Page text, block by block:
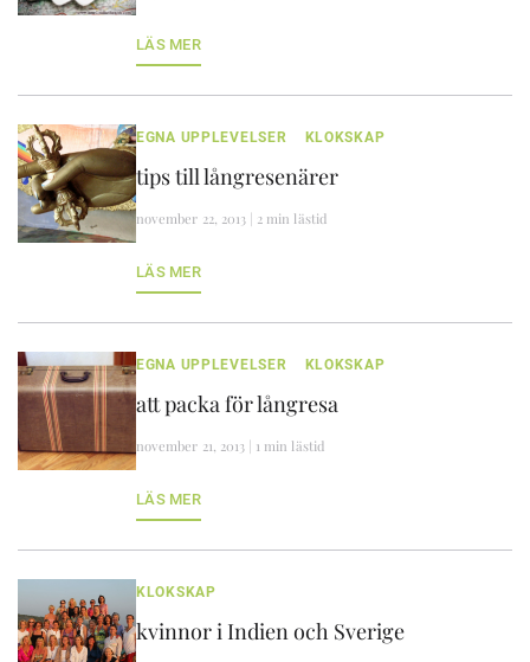
LÄS MER
EGNA UPPLEVELSER KLOKSKAP
tips till långresenärer
november 22, 2013 | 2 min lästid
LÄS MER
EGNA UPPLEVELSER KLOKSKAP
att packa för långresa
november 21, 2013 | 1 min lästid
LÄS MER
KLOKSKAP
kvinnor i Indien och Sverige